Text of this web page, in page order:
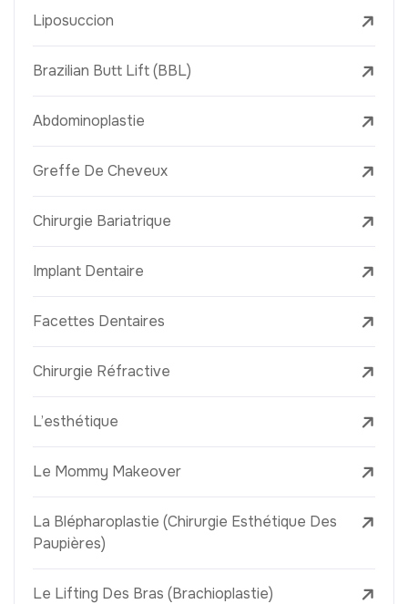
Liposuccion
Brazilian Butt Lift (BBL)
Abdominoplastie
Greffe De Cheveux
Chirurgie Bariatrique
Implant Dentaire
Facettes Dentaires
Chirurgie Réfractive
L’esthétique
Le Mommy Makeover
La Blépharoplastie (Chirurgie Esthétique Des
Paupières)
Le Lifting Des Bras (Brachioplastie)